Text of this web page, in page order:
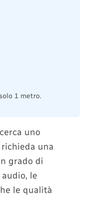
1 metro.
uno
una
grado di
le
le qualità